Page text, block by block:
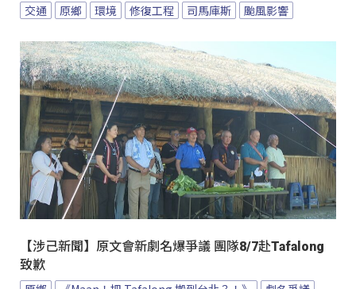
交通 原鄉 環境 修復工程 司馬庫斯 颱風影響
【涉己新聞】原文會新劇名爆爭議 團隊8/7赴Tafalong
致歉